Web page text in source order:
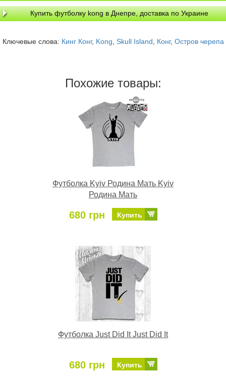
Купить футболку kong в Днепре, доставка по Украине
Ключевые слова: Кинг Конг, Kong Skull Island Конг, Остров черепа
Похожие товары:
Футболка Kyiv Родина Мать Kyiv
Родина Мать
680 грн Купить
Футболка Just Did It Just Did It
680 грн Купить